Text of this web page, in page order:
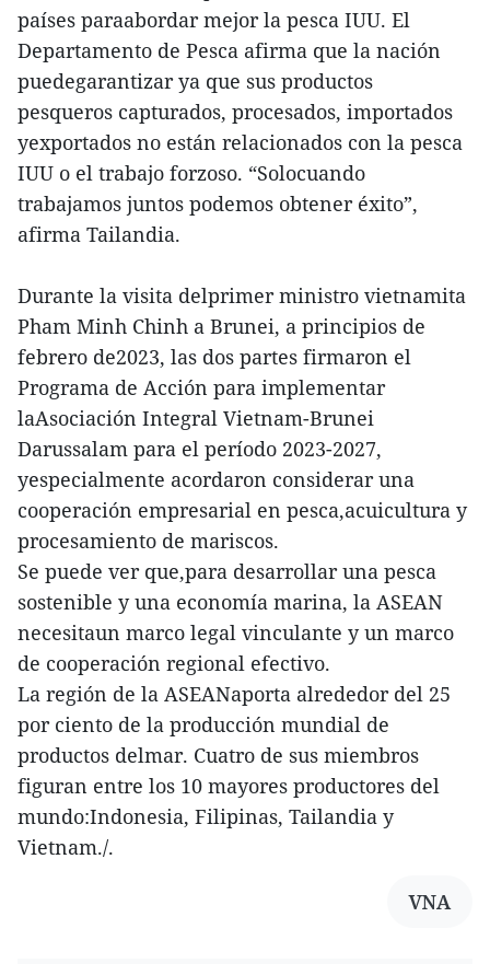
países paraabordar mejor la pesca IUU. El
Departamento de Pesca afirma que la nación
puedegarantizar ya que sus productos
pesqueros capturados, procesados, importados
yexportados no están relacionados con la pesca
IUU o el trabajo forzoso. “Solocuando
trabajamos juntos podemos obtener éxito”,
afirma Tailandia.
Durante la visita delprimer ministro vietnamita
Pham Minh Chinh a Brunei, a principios de
febrero de2023, las dos partes firmaron el
Programa de Acción para implementar
laAsociación Integral Vietnam-Brunei
Darussalam para el período 2023-2027,
yespecialmente acordaron considerar una
cooperación empresarial en pesca,acuicultura y
procesamiento de mariscos.
Se puede ver que,para desarrollar una pesca
sostenible y una economía marina, la ASEAN
necesitaun marco legal vinculante y un marco
de cooperación regional efectivo.
La región de la ASEANaporta alrededor del 25
por ciento de la producción mundial de
productos delmar. Cuatro de sus miembros
figuran entre los 10 mayores productores del
mundo:Indonesia, Filipinas, Tailandia y
Vietnam./.
VNA